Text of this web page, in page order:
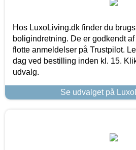
Hos LuxoLiving.dk finder du
boligindretning. De er godkendt
flotte anmeldelser på Trustpilot.
dag ved bestilling inden kl. 15.
udvalg.
Se udvalget på